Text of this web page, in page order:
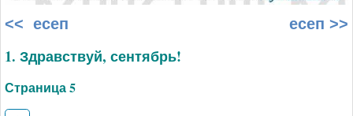
<< есеп есеп >>
1. Здравствуй, сентябрь!
Страница 5